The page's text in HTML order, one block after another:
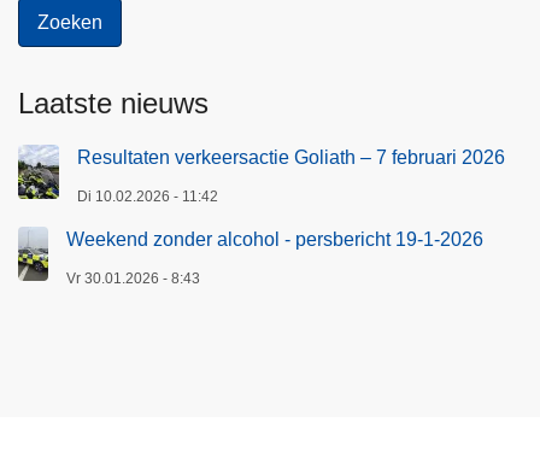
Laatste nieuws
Resultaten verkeersactie Goliath – 7 februari 2026
Di 10.02.2026 - 11:42
Weekend zonder alcohol - persbericht 19-1-2026
Vr 30.01.2026 - 8:43